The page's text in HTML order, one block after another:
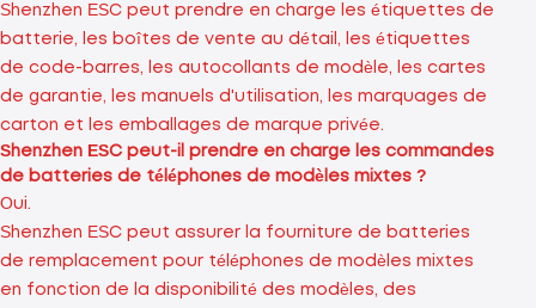
Shenzhen ESC peut prendre en charge les étiquettes de
batterie, les boîtes de vente au détail, les étiquettes
de code-barres, les autocollants de modèle, les cartes
de garantie, les manuels d'utilisation, les marquages ​​de
carton et les emballages de marque privée.
Shenzhen ESC peut-il prendre en charge les commandes
de batteries de téléphones de modèles mixtes ?
Oui.
Shenzhen ESC peut assurer la fourniture de batteries
de remplacement pour téléphones de modèles mixtes
en fonction de la disponibilité des modèles, des